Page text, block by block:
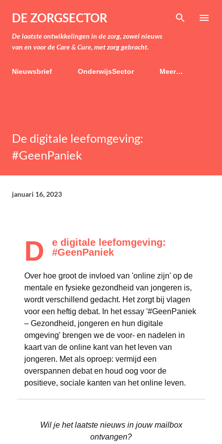
Doorgaan naar hoofdcontent
DE ZORGSECTOR
De laatste ontwikkelingen in de zorg, zowel nieuws
van en voor de Care & Cure, met zorg gebracht.
Nieuwsbrief OnderwijsSector Meer…
De digitale leefomgeving:
#GeenPaniek
januari 16, 2023
D
e digitale leefomgeving:
#GeenPaniek
Over hoe groot de invloed van 'online zijn' op de
mentale en fysieke gezondheid van jongeren is,
wordt verschillend gedacht. Het zorgt bij vlagen
voor een heftig debat. In het essay '#GeenPaniek
– Gezondheid, jongeren en hun digitale
omgeving' brengen we de voor- en nadelen in
kaart van de online kant van het leven van
jongeren. Met als oproep: vermijd een
overspannen debat en houd oog voor de
positieve, sociale kanten van het online leven.
Wil je het laatste nieuws in jouw mailbox
ontvangen?